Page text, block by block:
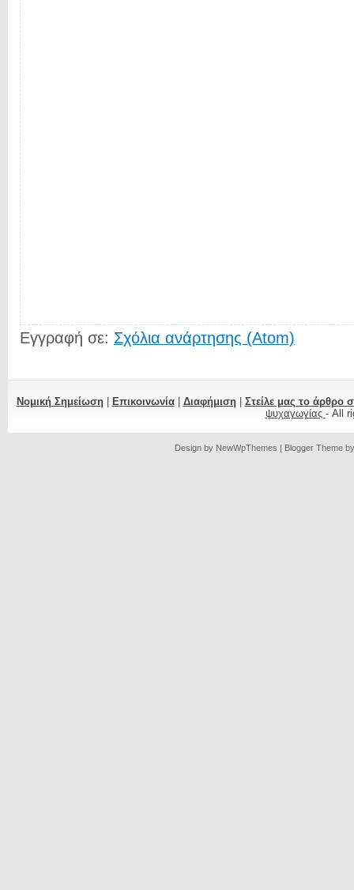
Εγγραφή σε: Σχόλια ανάρτησης (Atom)
Νομική Σημείωση| Επικοινωνία| Διαφήμιση| Στείλε μας το άρθρο
ψυχαγωγίας - All
Design by NewWpThemes | Blogger Theme